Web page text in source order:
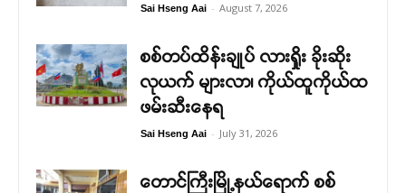
Sai Hseng Aai - August 7, 2026
စစ်တပ်ထိန်းချုပ် လားရှိုး ခိုးဆိုး
လုယက် များလာ၊ ကိုယ်ထူကိုယ်ထ
ဖမ်းဆီးနေရ
Sai Hseng Aai - July 31, 2026
တောင်ကြီးမြို့နယ်ရောက် စစ်